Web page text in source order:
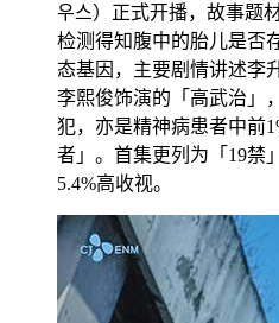
우스）正式开播，故事题
检测得知腹中的胎儿是否
态基因，主要剧情讲述李
李熙俊饰演的「高武治」
犯，亦是精神病患者中前
者」。首集更列为「19禁
5.4%高收视。